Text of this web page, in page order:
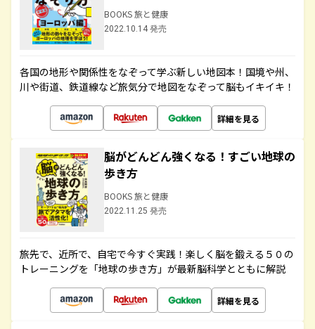
BOOKS 旅と健康
2022.10.14 発売
各国の地形や関係性をなぞって学ぶ新しい地図本！国境や州、
川や街道、鉄道線など旅気分で地図をなぞって脳もイキイキ！
詳細を見る
脳がどんどん強くなる！すごい地球の
歩き方
BOOKS 旅と健康
2022.11.25 発売
旅先で、近所で、自宅で今すぐ実践！楽しく脳を鍛える５０の
トレーニングを「地球の歩き方」が最新脳科学とともに解説
詳細を見る